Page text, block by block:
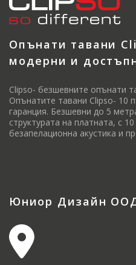
Опънати тавани
модерни и
Clipso- безшевните опънати
Опънатите тавани Clipso- 10
гаранция. Безшевни до 5
структурата на платната, с
безапелационна акустика и
Юниор Дизайн